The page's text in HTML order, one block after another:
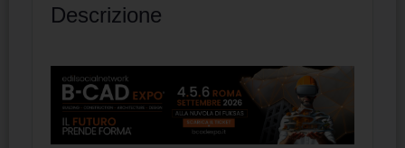
Descrizione